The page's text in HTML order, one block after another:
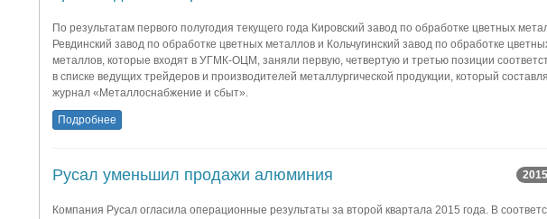
По результатам первого полугодия текущего года Кировский завод по обработке цветных
Ревдинский завод по обработке цветных металлов и Кольчугинский завод по обработке
металлов, которые входят в УГМК-ОЦМ, заняли первую, четвертую и третью позиции
в списке ведущих трейдеров и производителей металлургической продукции, который
журнал «Металлоснабжение и сбыт».
Подробнее
Русал уменьшил продажи алюминия
Компания Русал огласила операционные результаты за второй квартала 2015 года. В